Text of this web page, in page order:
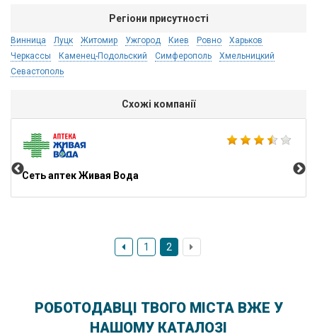
Регіони присутності
Винница Луцк Житомир Ужгород Киев Ровно
Харьков
Черкассы
Каменец-Подольский Симферополь
Хмельницкий
Севастополь
Схожі компанії
Сеть аптек Живая Вода
1 2
РОБОТОДАВЦІ ТВОГО МІСТА ВЖЕ У
НАШОМУ КАТАЛОЗІ